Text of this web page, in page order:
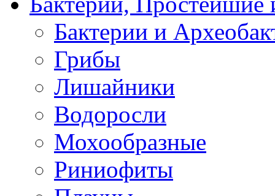
Бактерии и
Грибы
Лишайники
Водоросли
Мохообразные
Риниофиты